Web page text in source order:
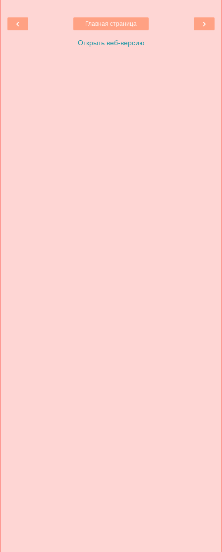
‹ ›
Главная страница
Открыть веб-версию